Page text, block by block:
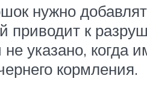
нужно
приводит к
указано, когда
кормления.